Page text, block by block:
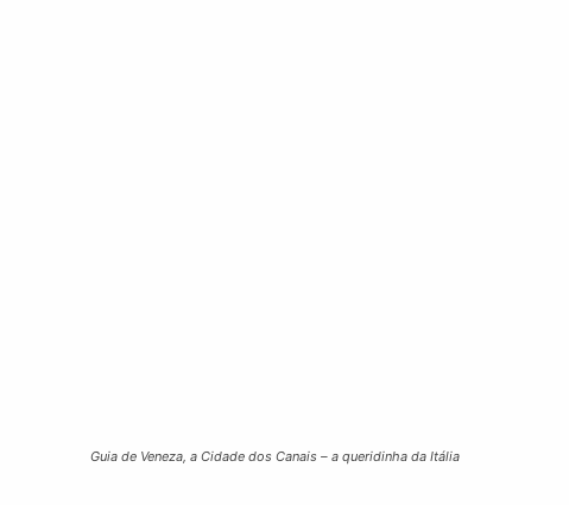
Guia de Veneza, a Cidade dos Canais – a queridinha da Itália